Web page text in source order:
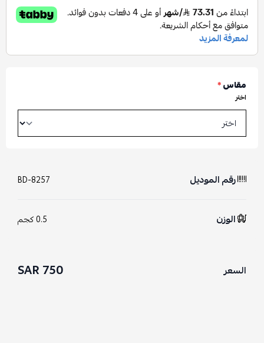
مقاس*
اختر
رقم الموديل BD-8257
الوزن 0.5 كجم
السعر 750 SAR